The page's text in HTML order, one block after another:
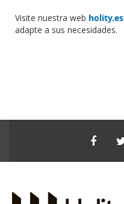
Visite nuestra web holity.es
adapte a sus necesidades.